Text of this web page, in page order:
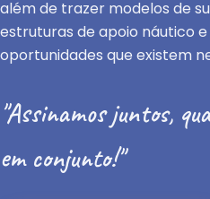
além de trazer modelos de
estruturas de apoio náutico
oportunidades que existem
"Assinamos juntos,
em conjunto!"